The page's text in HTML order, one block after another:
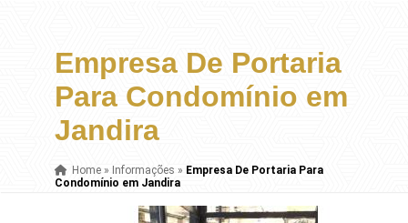
Empresa De Portaria
Para Condomínio em
Jandira
Home» Informações » Empresa De Portaria Para
Condomínio em Jandira